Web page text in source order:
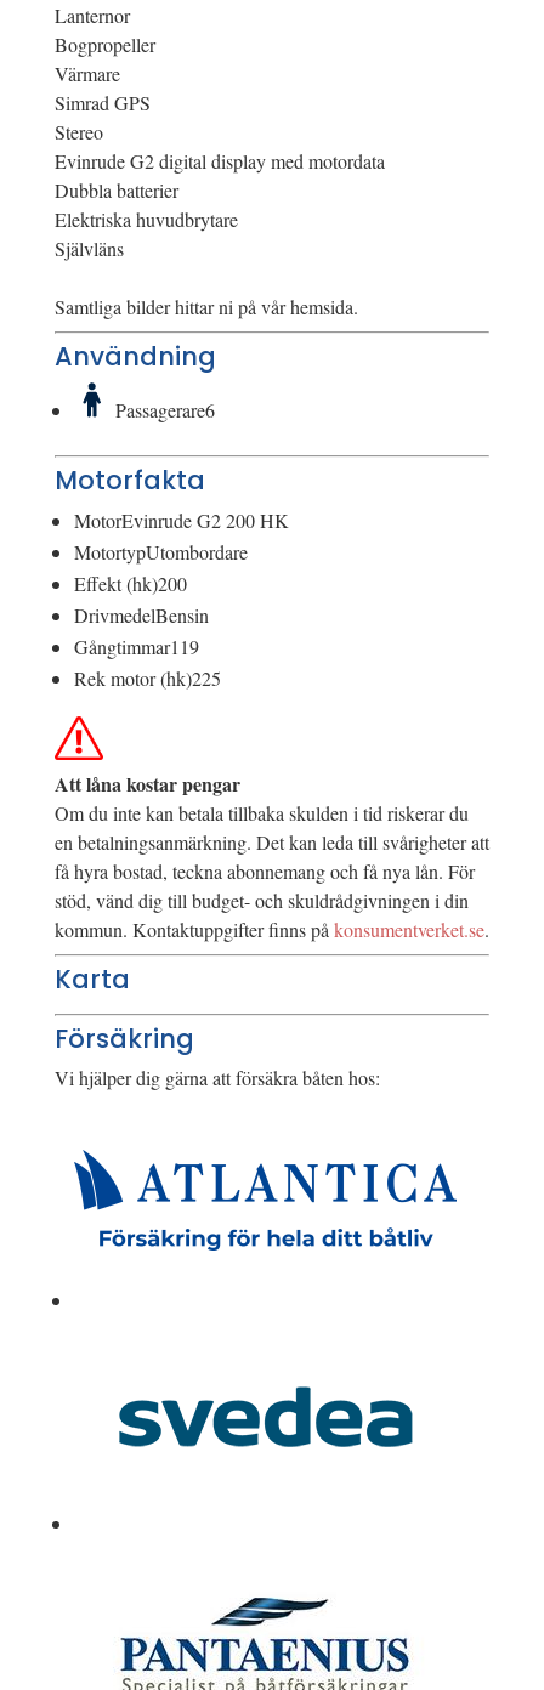
Lanternor
Bogpropeller
Värmare
Simrad GPS
Stereo
Evinrude G2 digital display med motordata
Dubbla batterier
Elektriska huvudbrytare
Självläns
Samtliga bilder hittar ni på vår hemsida.
Användning
Passagerare6
Motorfakta
MotorEvinrude G2 200 HK
MotortypUtombordare
Effekt (hk)200
DrivmedelBensin
Gångtimmar119
Rek motor (hk)225
Att låna kostar pengar
Om du inte kan betala tillbaka skulden i tid riskerar du
en betalningsanmärkning. Det kan leda till svårigheter att
få hyra bostad, teckna abonnemang och få nya lån. För
stöd, vänd dig till budget- och skuldrådgivningen i din
kommun. Kontaktuppgifter finns på konsumentverket.se.
Karta
Försäkring
Vi hjälper dig gärna att försäkra båten hos: